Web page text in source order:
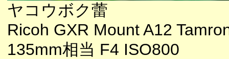
ヤコウボク蕾
Ricoh GXR Mount A12
135mm相当 F4 ISO800